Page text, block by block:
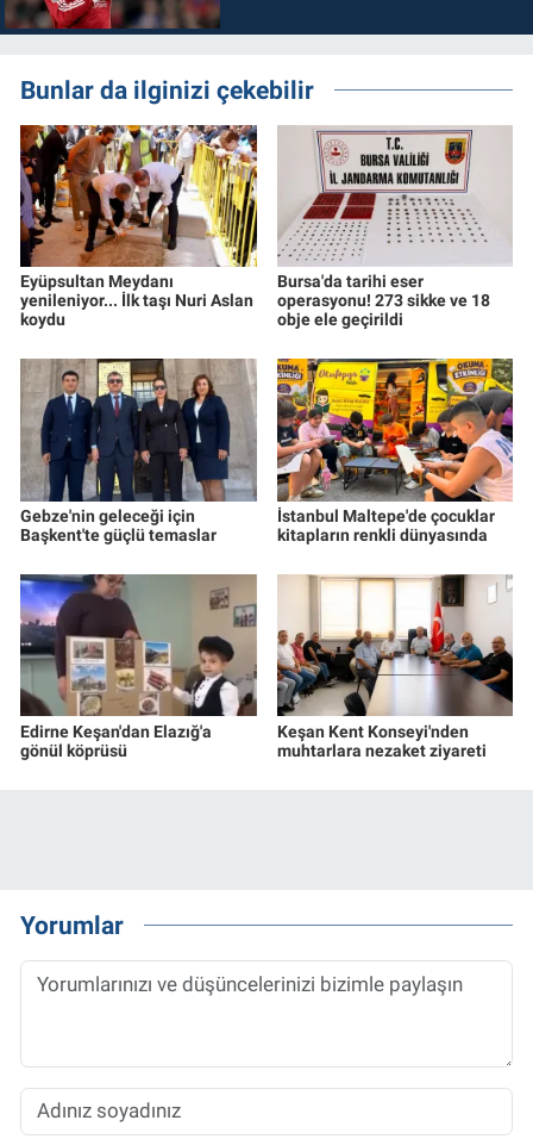
Bunlar da ilginizi çekebilir
Eyüpsultan Meydanı
yenileniyor... İlk taşı Nuri Aslan
koydu
Bursa'da tarihi eser
operasyonu! 273 sikke ve 18
obje ele geçirildi
Gebze'nin geleceği için
Başkent'te güçlü temaslar
İstanbul Maltepe'de çocuklar
kitapların renkli dünyasında
Edirne Keşan'dan Elazığ'a
gönül köprüsü
Keşan Kent Konseyi'nden
muhtarlara nezaket ziyareti
Yorumlar